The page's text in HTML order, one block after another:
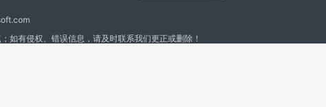
如有侵权、错误信息，请及时联系我们更正或删除！